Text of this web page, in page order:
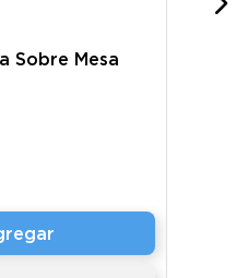
Sobre Mesa